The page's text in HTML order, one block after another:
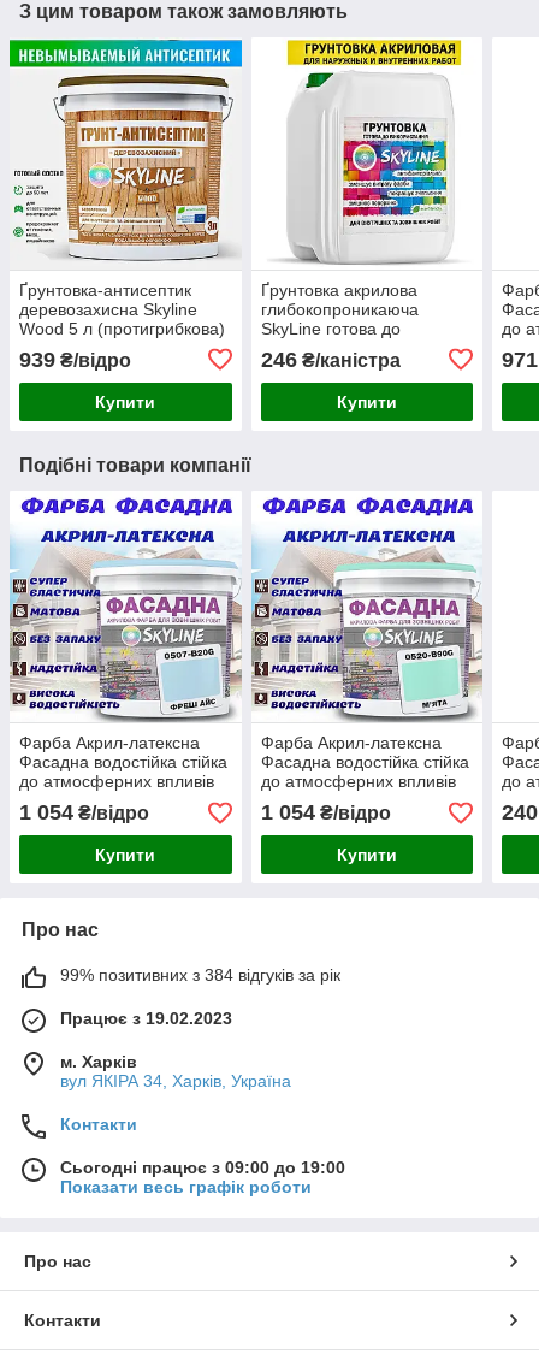
З цим товаром також замовляють
Ґрунтовка-антисептик
деревозахисна Skyline
Wood 5 л (протигрибкова)
939 ₴/відро
Купити
Ґрунтовка акрилова
глибокопроникаюча
SkyLine готова до
246₴/каністра
Купити
до
л
971
Подібні товари компанії
Фарба Акрил-латексна
Фасадна водостійка стійка
до атмосферних впливів
емаль Фреш Айс Skyline 5
л
1 054 ₴/відро
Купити
Фарба Акрил-латексна
Фасадна водостійка стійка
до атмосферних впливів
емаль М'ятна Skyline 5 л
1 054₴/відро
Купити
до
240
Про нас
99% позитивних з 384 відгуків за рік
Працює з 19.02.2023
м. Харків
вул ЯКІРА 34, Харків, Україна
Контакти
Сьогодні працює з 09:00 до 19:00
Показати весь графік роботи
Про нас
Контакти